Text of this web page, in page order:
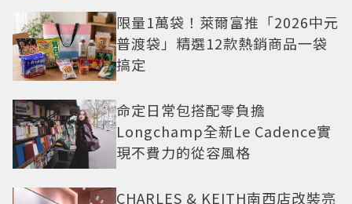
限量1萬袋！萊爾富推「2026中元
普渡袋」精選12款熱銷商品一袋
搞定
命定日常包搭配零負擔
Longchamp全新Le Cadence實
現不費力的從容風格
CHARLES & KEITH南西店改裝亮